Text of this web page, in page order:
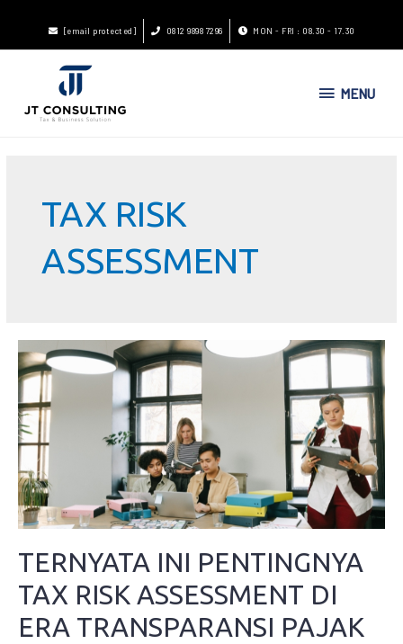
[email protected] 0812 9898 7296 MON - FRI : 08.30 - 17.30
MENU
TAX RISK
ASSESSMENT
TERNYATA INI PENTINGNYA
TAX RISK ASSESSMENT DI
ERA TRANSPARANSI PAJAK